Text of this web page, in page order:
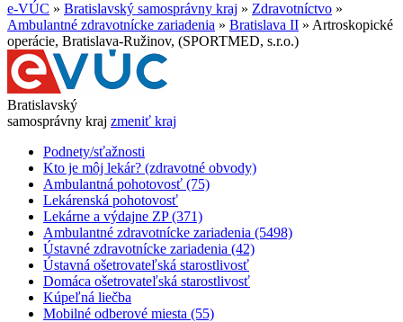
e-VÚC » Bratislavský samosprávny kraj » Zdravotníctvo »
Ambulantné zdravotnícke zariadenia » Bratislava II » Artroskopické
operácie, Bratislava-Ružinov, (SPORTMED, s.r.o.)
Bratislavský
samosprávny kraj zmeniť kraj
Podnety/sťažnosti
Kto je môj lekár? (zdravotné obvody)
Ambulantná pohotovosť (75)
Lekárenská pohotovosť
Lekárne a výdajne ZP (371)
Ambulantné zdravotnícke zariadenia (5498)
Ústavné zdravotnícke zariadenia (42)
Ústavná ošetrovateľská starostlivosť
Domáca ošetrovateľská starostlivosť
Kúpeľná liečba
Mobilné odberové miesta (55)